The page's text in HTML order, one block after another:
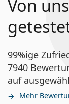
Von
99%ige
7940
auf
Mehr